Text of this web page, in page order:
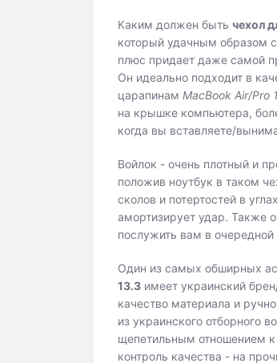
Каким должен быть чехол
который удачным образом
плюс придает даже самой
Он идеально подходит в
царапинам MacBook Air/Pro
на крышке компьютера,
когда вы вставляете/
Войлок - очень плотный и
положив ноутбук в таком
сколов и потертостей в
амортизирует удар. Также
послужить вам в очередной
Один из самых обширных
13.3 имеет украинский
качество материала и
из украинского отборного
щепетильным отношением
контроль качества - на